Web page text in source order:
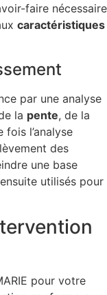
faire nécessaire
caractéristiques
par une analyse
la pente, de la
fois l’analyse
des
une base
utilisés pour
pour votre